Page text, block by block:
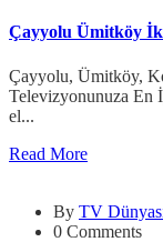
Çayyolu Ümitköy
Çayyolu, Ümitköy,
Televizyonunuza En
el...
Read More
By TV
0 Comments